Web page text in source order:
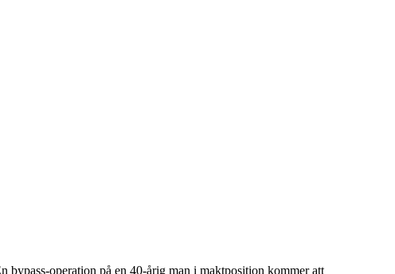
bypass-operation på en 40-årig man i maktposition kommer att